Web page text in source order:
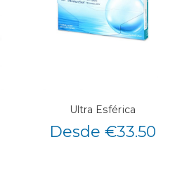
Ultra Esférica
Desde €33.50